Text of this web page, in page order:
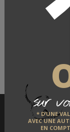
sur
* D’UNE
AVEC UNE
EN
LE
DÉCOUVRIR